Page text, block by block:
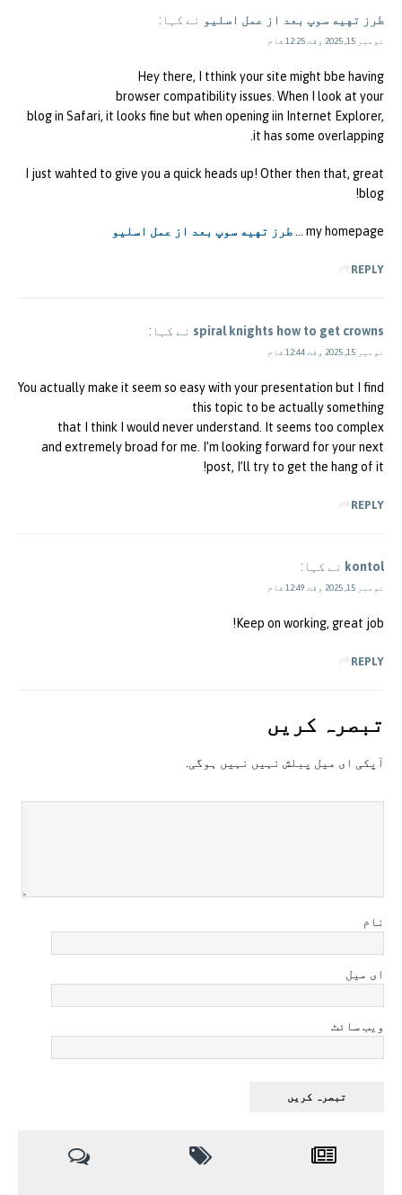
طرز تهیه سوپ بعد از عمل اسلیو نے کہا:
نومبر 15, 2025 وقت 12:25 شام
Hey there, I tthink your site might bbe having
browser compatibility issues. When I look at your
blog in Safari, it looks fine but when opening iin Internet Explorer,
it has some overlapping.
I just wahted to give you a quick heads up! Other then that, great
blog!
my homepage … طرز تهیه سوپ بعد از عمل اسلیو
REPLY
spiral knights how to get crowns نے کہا:
نومبر 15, 2025 وقت 12:44 شام
You actually make it seem so easy with your presentation but I find
this topic to be actually something
that I think I would never understand. It seems too complex
and extremely broad for me. I’m looking forward for your next
post, I’ll try to get the hang of it!
REPLY
kontol نے کہا:
نومبر 15, 2025 وقت 12:49 شام
Keep on working, great job!
REPLY
تبصرہ کريں
آپکی ای ميل پبلش نہيں نہيں ہوگی.
نام
ای میل
ویب سائٹ